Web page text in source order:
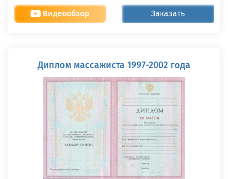
Видеообзор Заказать
Диплом массажиста 1997-2002 года